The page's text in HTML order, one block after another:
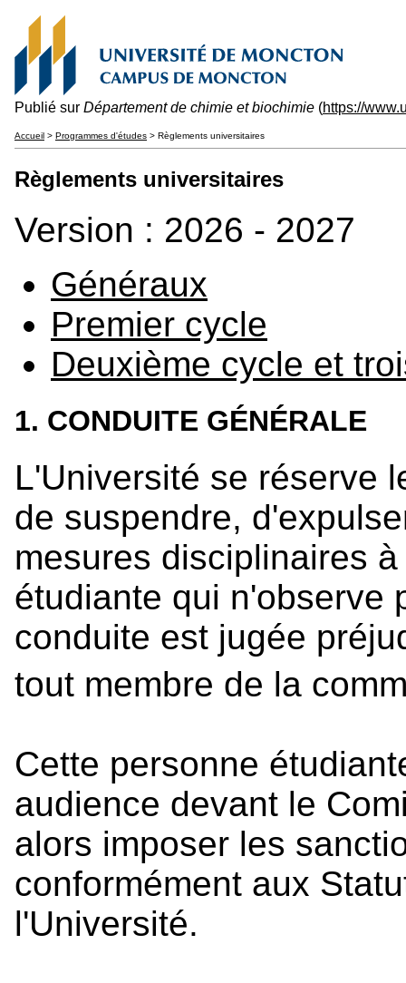
Publié sur Département de chimie et biochimie (https://
Accueil > Programmes d'études > Règlements universitaires
Règlements universitaires
Version : 2026 - 2027
Généraux
Premier cycle
Deuxième cycle et
1. CONDUITE GÉNÉRALE
L'Université se réserve
de suspendre,
mesures disciplinaires
étudiante qui n'observe
conduite est jugée
tout membre de la
Cette personne
audience devant le
alors imposer les
conformément aux
l'Université.